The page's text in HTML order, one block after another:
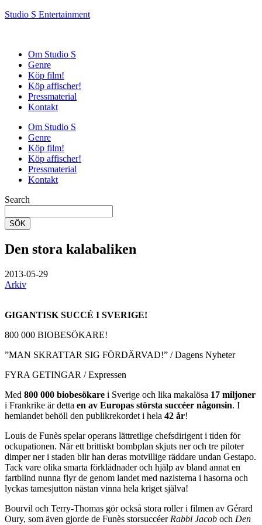
Studio S Entertainment
Om Studio S
Genre
Köp film!
Köp affischer!
Pressmaterial
Kontakt
Om Studio S
Genre
Köp film!
Köp affischer!
Pressmaterial
Kontakt
Search
SÖK
Den stora kalabaliken
2013-05-29
Arkiv
GIGANTISK SUCCÉ I SVERIGE!
800 000 BIOBESÖKARE!
”MAN SKRATTAR SIG FÖRDÄRVAD!” / Dagens Nyheter
FYRA GETINGAR / Expressen
Med 800 000 biobesökare i Sverige och lika makalösa 17 miljoner
i Frankrike är detta en av Europas största succéer någonsin. I
hemlandet behöll den publikrekordet i hela 42 år!
Louis de Funès spelar operans lättretlige chefsdirigent i tiden för
ockupationen. När ett brittiskt bombplan skjuts ner och tre piloter
dimper ner i staden blir han deras motvillige räddare undan Gestapo.
Tack vare olika smarta förklädnader och hjälp av bland annat en
fartblind nunna flyr de genom landet med nazisterna i hasorna och
lyckas tamesjutton nästan vinna hela kriget själva!
Bourvil och Terry-Thomas gör också stora roller i filmen av Gérard
Oury, som även gjorde de Funès storsuccéer Rabbi Jacob och Den